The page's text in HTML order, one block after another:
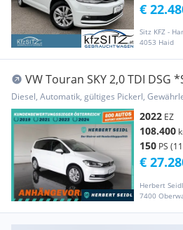
Sitz KFZ -
4053 Haid
€
VW Touran SKY 2,0 TDI DSG
/ VOLL-L...
Diesel, Automatik, gültiges Pickerl,
2022 EZ
108.400
150 PS
Herbert
7400
€